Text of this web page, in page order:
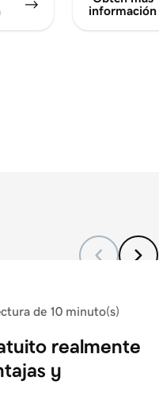
información
de 10 minuto(s)
realmente
y